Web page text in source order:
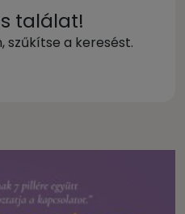
találat!
szűkítse a keresést.